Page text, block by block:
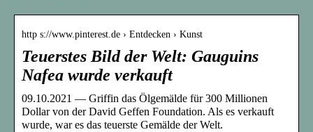
http s://www.pinterest.de › Entdecken › Kunst
Teuerstes Bild der Welt: Gauguins
Nafea wurde verkauft
09.10.2021 — Griffin das Ölgemälde für 300 Millionen
Dollar von der David Geffen Foundation. Als es verkauft
wurde, war es das teuerste Gemälde der Welt.